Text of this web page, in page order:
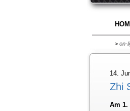
> on-
14.
Zhi
Am 1.